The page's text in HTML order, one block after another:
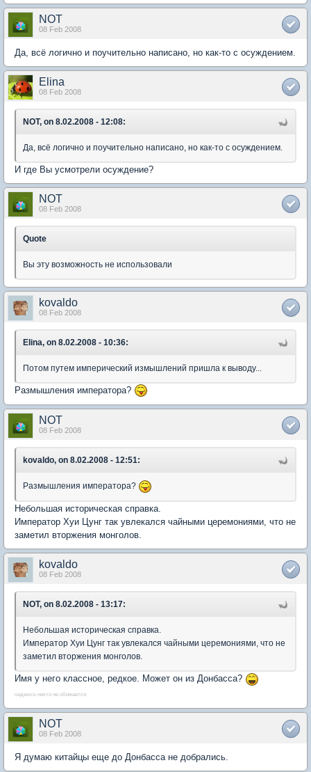
NOT
08 Feb 2008
Да, всё логично и поучительно написано, но как-то с осуждением.
Elina
08 Feb 2008
NOT, on 8.02.2008 - 12:08:
Да, всё логично и поучительно написано, но как-то с осуждением.
И где Вы усмотрели осуждение?
NOT
08 Feb 2008
Quote
Вы эту возможность не использовали
kovaldo
08 Feb 2008
Elina, on 8.02.2008 - 10:36:
Потом путем имперический измышлений пришла к выводу...
Размышления императора?
NOT
08 Feb 2008
kovaldo, on 8.02.2008 - 12:51:
Размышления императора?
Небольшая историческая справка.
Император Хуи Цунг так увлекался чайными церемониями, что не
заметил вторжения монголов.
kovaldo
08 Feb 2008
NOT, on 8.02.2008 - 13:17:
Небольшая историческая справка.
Император Хуи Цунг так увлекался чайными церемониями, что не
заметил вторжения монголов.
Имя у него классное, редкое. Может он из Донбасса?
надеюсь никто не обижается
NOT
08 Feb 2008
Я думаю китайцы еще до Донбасса не добрались.